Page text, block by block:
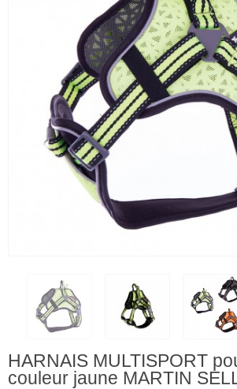
HARNAIS MULTISPORT
couleur jaune MARTIN